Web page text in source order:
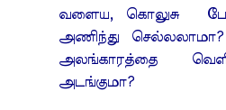
வளைய, கொலுசு
அணிந்து
அலங்காரத்தை
அடங்குமா?